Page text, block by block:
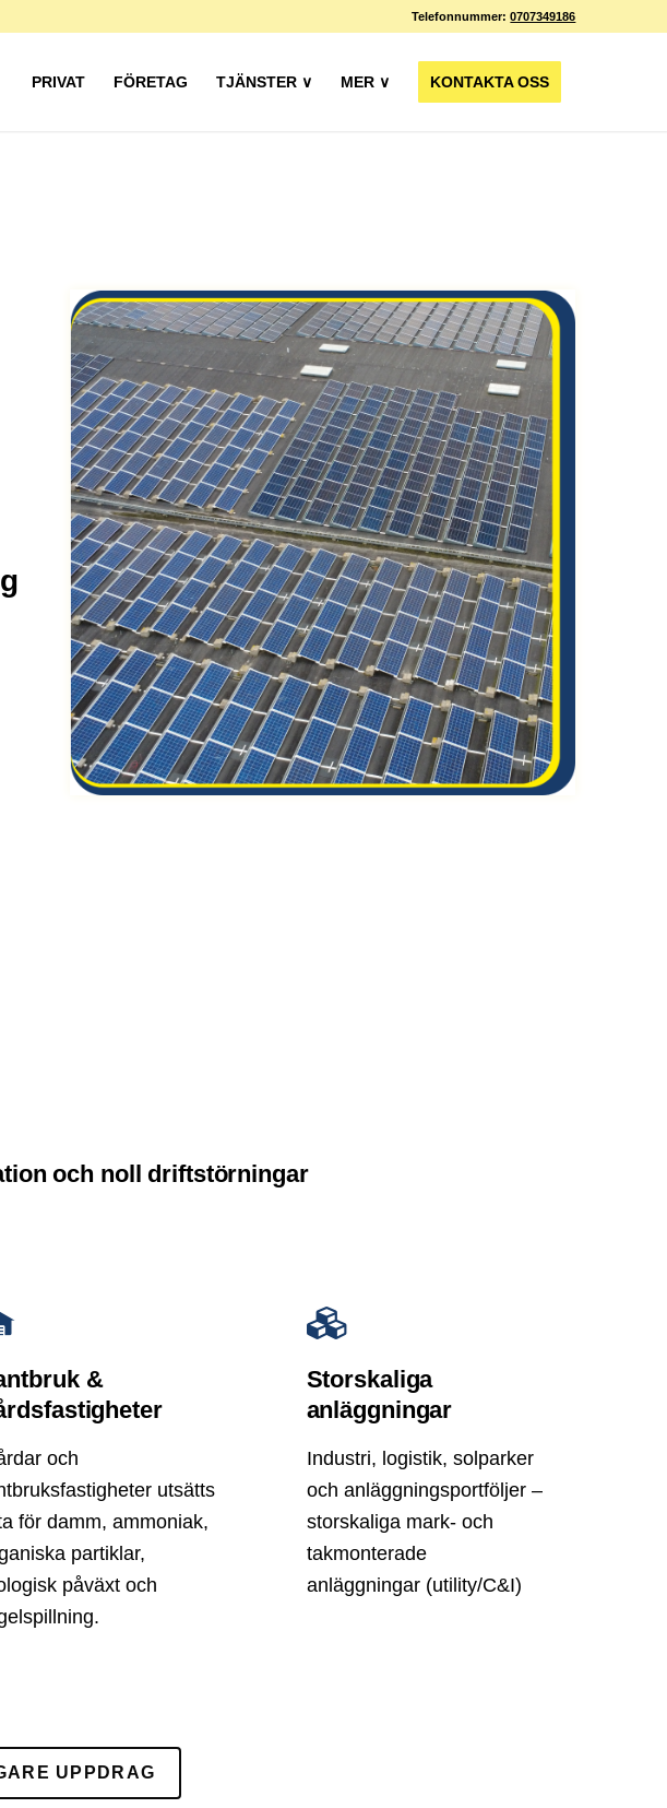
Telefonnummer:0707349186
PRIVAT FÖRETAG TJÄNSTER ∨ MER ∨ KONTAKTA OSS
och noll driftstörningar
&
och
utsätts
för damm, ammoniak,
partiklar,
påväxt och
Storskaliga
anläggningar
Industri, logistik, solparker
och anläggningsportföljer –
storskaliga mark- och
takmonterade
anläggningar (utility/C&I)
UPPDRAG